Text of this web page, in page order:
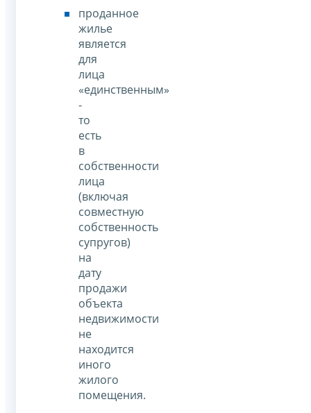
проданное
жилье
является
для
лица
«единственным»
-
то
есть
в
собственности
лица
(включая
совместную
собственность
супругов)
на
дату
продажи
объекта
недвижимости
не
находится
иного
жилого
помещения.